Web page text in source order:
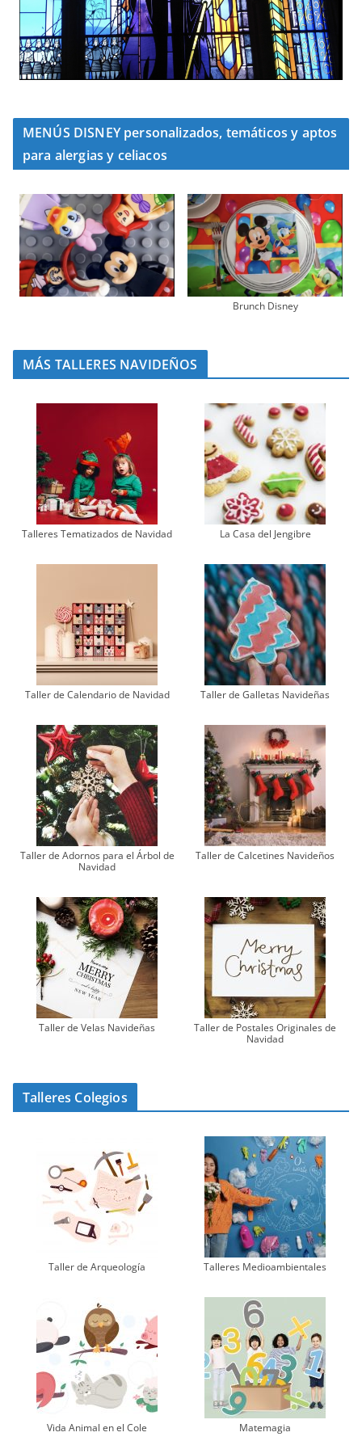
MENÚS DISNEY personalizados, temáticos y aptos
para alergias y celiacos
Brunch Disney
MÁS TALLERES NAVIDEÑOS
Talleres Tematizados de Navidad La Casa del Jengibre
Taller de Calendario de Navidad Taller de Galletas Navideñas
Taller de Adornos para el Árbol de
Navidad
Taller de Calcetines Navideños
Taller de Velas Navideñas
Taller de Postales Originales de
Navidad
Talleres Colegios
Taller de Arqueología Talleres Medioambientales
Vida Animal en el Cole Matemagia